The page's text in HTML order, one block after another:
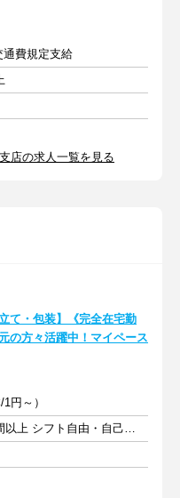
通費規定支給
店の求人一覧を見る
て・包装】《完全在宅勤
の方々活躍中！マイペース
円～）
週4日以上 1日4時間以上 シフト自由・自己申告